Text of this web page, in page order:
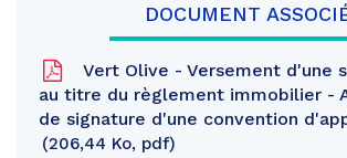
DOCUMENT
Vert Olive - Versement d'une
au titre du règlement immobilier -
de signature d'une convention
206,44 Ko, pdf